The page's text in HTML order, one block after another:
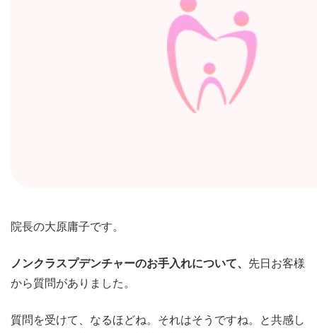
院長の大原庸子です。
ノンクラスプデンチャーのお手入れについて、 先日お客様
から質問がありました。
質問を受けて、なるほどね。それはそうですね。と共感し